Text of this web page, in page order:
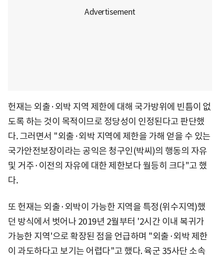
헌재는 외출·외박 지역 제한에 대해 국가방위에 빈틈이 없
도록 하는 것이 목적이므로 정당성이 인정된다고 판단했
다. 그러면서 "외출·외박 지역에 제한을 가해 얻을 수 있는
국가안전보장이라는 공익은 청구인(박씨)의 행동의 자유
및 거주·이전의 자유에 대한 제한보다 월등히 크다"고 했
다.
또 헌재는 외출·외박이 가능한 지역을 특정(위수지역)했
던 방식에서 벗어나 2019년 2월부터 '2시간 이내 복귀가
가능한 지역'으로 확장된 점을 언급하며 "외출·외박 제한
이 과도하다고 보기는 어렵다"고 했다. 육군 35사단 소속